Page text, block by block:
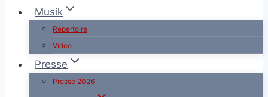
Musik
Repertoire
Video
Presse
Presse 2026